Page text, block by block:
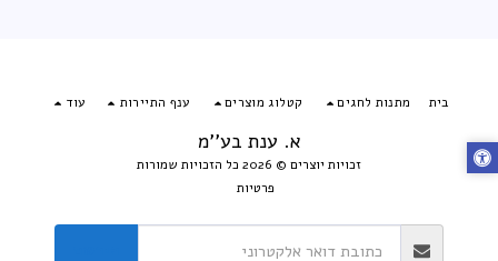
א. ענת בע''מ
זכויות יוצרים © 2026 כל הזכויות שמורות
פרטיות
בית מתנות לחגים קטלוג מוצרים ענף התיירות עוד